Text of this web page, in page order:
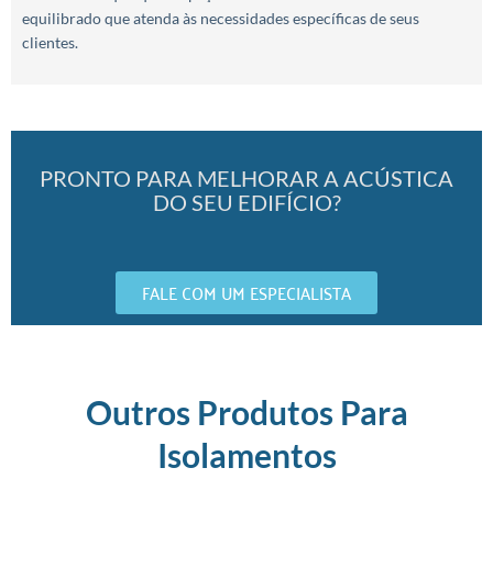
equilibrado que atenda às necessidades específicas de seus
clientes.
PRONTO PARA MELHORAR A ACÚSTICA
DO SEU EDIFÍCIO?
FALE COM UM ESPECIALISTA
Outros Produtos Para
Isolamentos